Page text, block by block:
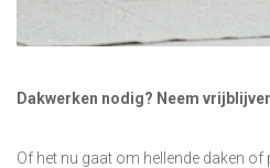
Dakwerken nodig? Neem
Of het nu gaat om hellende daken of